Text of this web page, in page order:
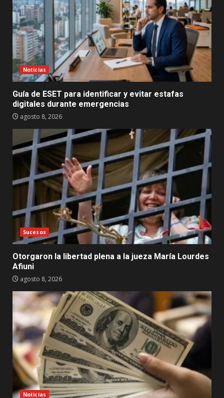
Noticias
Guía de ESET para identificar y evitar estafas
digitales durante emergencias
agosto 8, 2026
Sucesos
Otorgaron la libertad plena a la jueza María Lourdes
Afiuni
agosto 8, 2026
Noticias